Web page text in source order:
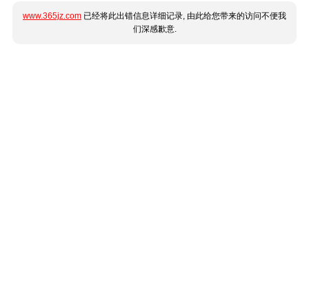
www.365jz.com 已经将此出错信息详细记录, 由此给您带来的访问不便我
们深感歉意.